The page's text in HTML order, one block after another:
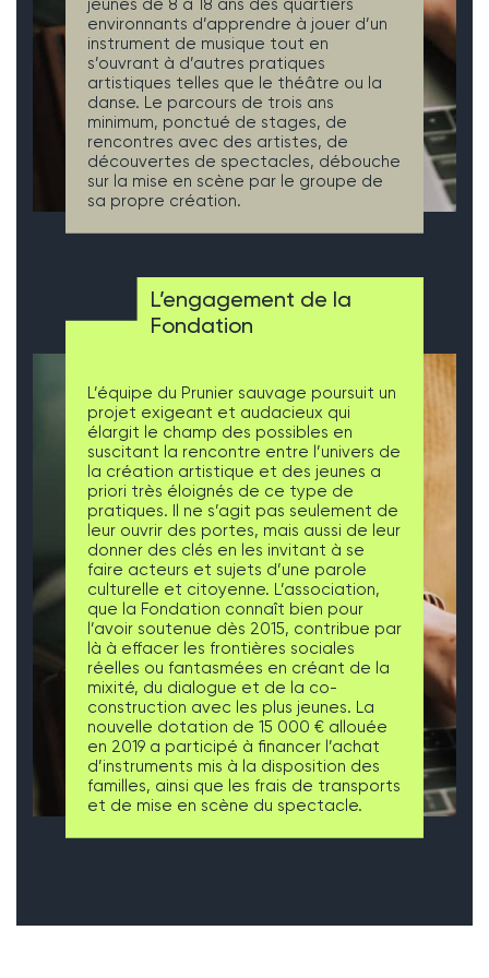
jeunes de 8 à 18 ans des quartiers
environnants d’apprendre à jouer d’un
instrument de musique tout en
s’ouvrant à d’autres pratiques
artistiques telles que le théâtre ou la
danse. Le parcours de trois ans
minimum, ponctué de stages, de
rencontres avec des artistes, de
découvertes de spectacles, débouche
sur la mise en scène par le groupe de
sa propre création.
L’engagement de la
Fondation
L’équipe du Prunier sauvage poursuit un
projet exigeant et audacieux qui
élargit le champ des possibles en
suscitant la rencontre entre l’univers de
la création artistique et des jeunes a
priori très éloignés de ce type de
pratiques. Il ne s’agit pas seulement de
leur ouvrir des portes, mais aussi de leur
donner des clés en les invitant à se
faire acteurs et sujets d’une parole
culturelle et citoyenne. L’association,
que la Fondation connaît bien pour
l’avoir soutenue dès 2015, contribue par
là à effacer les frontières sociales
réelles ou fantasmées en créant de la
mixité, du dialogue et de la co-
construction avec les plus jeunes. La
nouvelle dotation de 15 000 € allouée
en 2019 a participé à financer l’achat
d’instruments mis à la disposition des
familles, ainsi que les frais de transports
et de mise en scène du spectacle.